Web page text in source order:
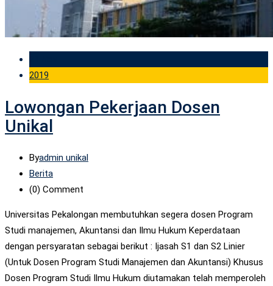
2019
Lowongan Pekerjaan Dosen
Unikal
Byadmin unikal
Berita
(0) Comment
Universitas Pekalongan membutuhkan segera dosen Program
Studi manajemen, Akuntansi dan Ilmu Hukum Keperdataan
dengan persyaratan sebagai berikut : Ijasah S1 dan S2 Linier
(Untuk Dosen Program Studi Manajemen dan Akuntansi) Khusus
Dosen Program Studi Ilmu Hukum diutamakan telah memperoleh